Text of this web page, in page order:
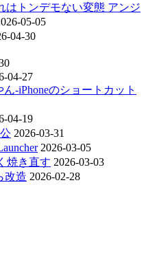
はトンデモない変態 アンジ
05-05
04-30
04-27
-iPhoneのショートカット
04-19
2026-03-31
2026-03-05
焼き直す 2026-03-03
改造 2026-02-28